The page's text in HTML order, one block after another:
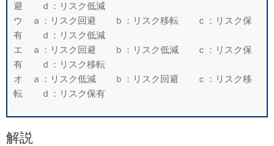
避 ｄ：リスク低減
ウ ａ：リスク回避 ｂ：リスク移転 ｃ：リスク保
有 ｄ：リスク低減
エ ａ：リスク回避 ｂ：リスク低減 ｃ：リスク保
有 ｄ：リスク移転
オ ａ：リスク低減 ｂ：リスク回避 ｃ：リスク移
転 ｄ：リスク保有
解説